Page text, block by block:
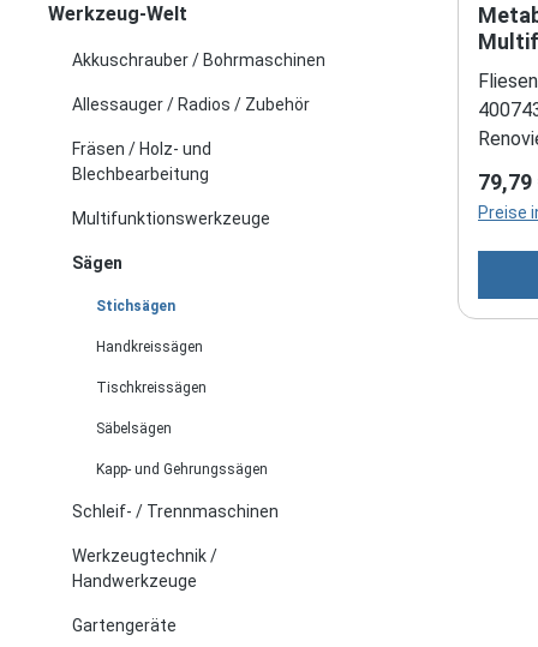
Werkzeug-Welt
Akkuschrauber / Bohrmaschinen
Allessauger / Radios / Zubehör
Fräsen / Holz- und
Blechbearbeitung
Multifunktionswerkzeuge
Sägen
Stichsägen
Handkreissägen
Tischkreissägen
Säbelsägen
Kapp- und Gehrungssägen
Schleif- / Trennmaschinen
Werkzeugtechnik /
Handwerkzeuge
Gartengeräte
79,79
Preise